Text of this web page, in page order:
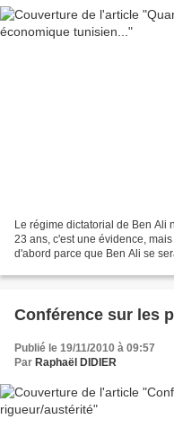
Le régime dictatorial de Ben Ali
23 ans, c'est une évidence,
d'abord parce que Ben Ali se
Conférence sur les
Publié le 19/11/2010 à 09:57
Par Raphaël DIDIER